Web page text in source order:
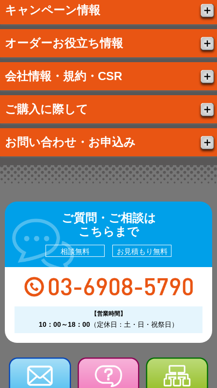
キャンペーン情報
オーダーお役立ち情報
会社情報・規約・CSR
ご購入に際して
お問い合わせ・お申込み
ご質問・ご相談は
こちらまで
相談無料 お見積もり無料
【営業時間】
10：00～18：00 （定休日：土・日・祝祭日）